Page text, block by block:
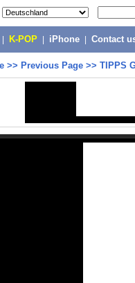
K-POP iPhone Contact
>> Previous Page >> TIPPS